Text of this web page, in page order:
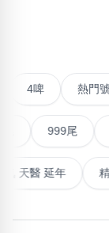
無0 無3無4
聯號 4啤
超級
最高能量生氣 天醫